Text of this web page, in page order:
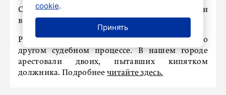
Суд учел имеющуюся у мужчины судимость и
вынес приговор о заключении на три года.
Ранее «Петербургский дневник» рассказывал о
другом судебном процессе. В нашем городе
арестовали двоих, пытавших кипятком
должника. Подробнеечитайте здесь.
cookie.
Принять